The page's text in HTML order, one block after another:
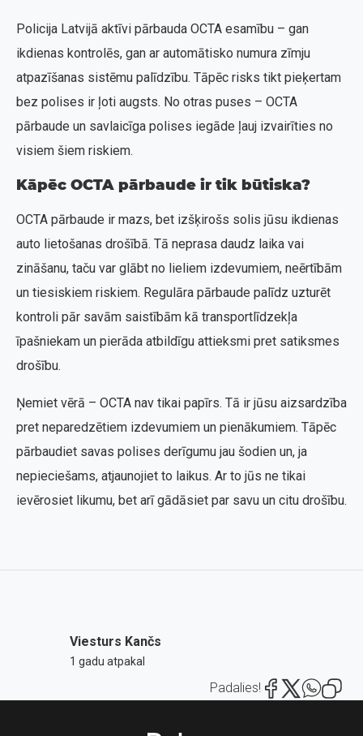
Policija Latvijā aktīvi pārbauda OCTA esamību – gan
ikdienas kontrolēs, gan ar automātisko numura zīmju
atpazīšanas sistēmu palīdzību. Tāpēc risks tikt pieķertam
bez polises ir ļoti augsts. No otras puses – OCTA
pārbaude un savlaicīga polises iegāde ļauj izvairīties no
visiem šiem riskiem.
Kāpēc OCTA pārbaude ir tik būtiska?
OCTA pārbaude ir mazs, bet izšķirošs solis jūsu ikdienas
auto lietošanas drošībā. Tā neprasa daudz laika vai
zināšanu, taču var glābt no lieliem izdevumiem, neērtībām
un tiesiskiem riskiem. Regulāra pārbaude palīdz uzturēt
kontroli pār savām saistībām kā transportlīdzekļa
īpašniekam un pierāda atbildīgu attieksmi pret satiksmes
drošību.
Ņemiet vērā – OCTA nav tikai papīrs. Tā ir jūsu aizsardzība
pret neparedzētiem izdevumiem un pienākumiem. Tāpēc
pārbaudiet savas polises derīgumu jau šodien un, ja
nepieciešams, atjaunojiet to laikus. Ar to jūs ne tikai
ievērosiet likumu, bet arī gādāsiet par savu un citu drošību.
Viesturs Kančs
1 gadu atpakal
Padalies!